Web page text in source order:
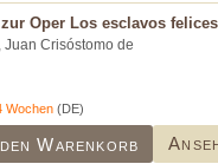
Oper Los esclavos
Juan Crisóstomo de
Wochen (DE)
Warenkorb